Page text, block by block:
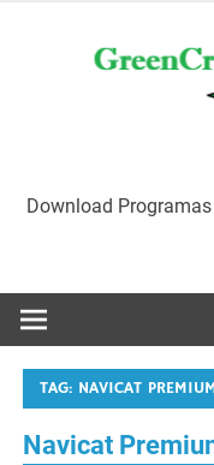
Download
TAG: NAVICAT
Navicat